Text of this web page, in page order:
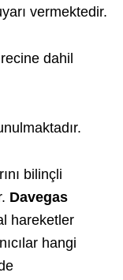
vermektedir.
dahil
bilinçli
Davegas
hareketler
hangi